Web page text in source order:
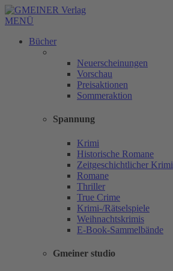
MENÜ
Bücher
Neuerscheinungen
Vorschau
Preisaktionen
Sommeraktion
Spannung
Krimi
Historische Romane
Zeitgeschichtlicher Krimi
Romane
Thriller
True Crime
Krimi-/Rätselspiele
Weihnachtskrimis
E-Book-Sammelbände
Gmeiner studio